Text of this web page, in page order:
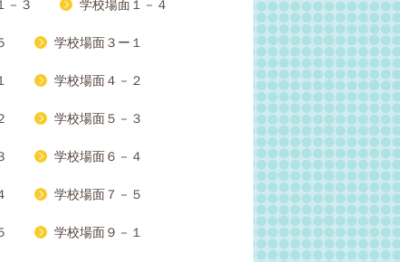
－３ 学校場面１－４
学校場面３ー１
学校場面４－２
学校場面５－３
学校場面６－４
学校場面７－５
学校場面９－１